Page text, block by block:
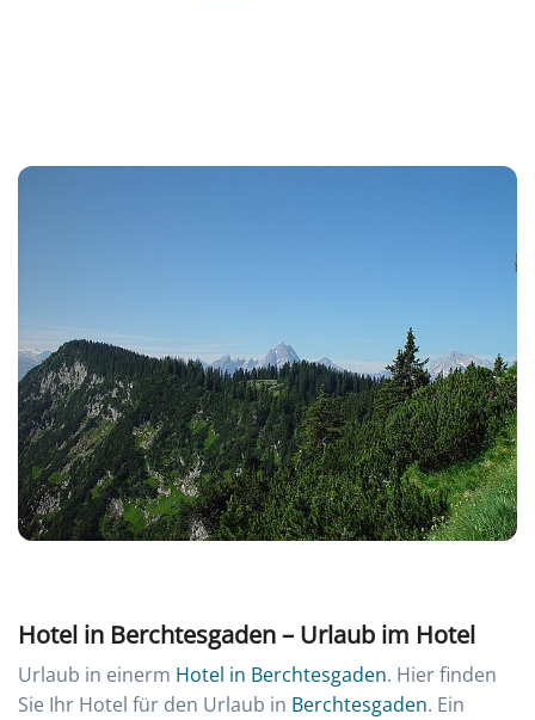
Hotel in Berchtesgaden – Urlaub im Hotel
Urlaub in einerm Hotel in Berchtesgaden. Hier finden
Sie Ihr Hotel für den Urlaub in Berchtesgaden. Ein